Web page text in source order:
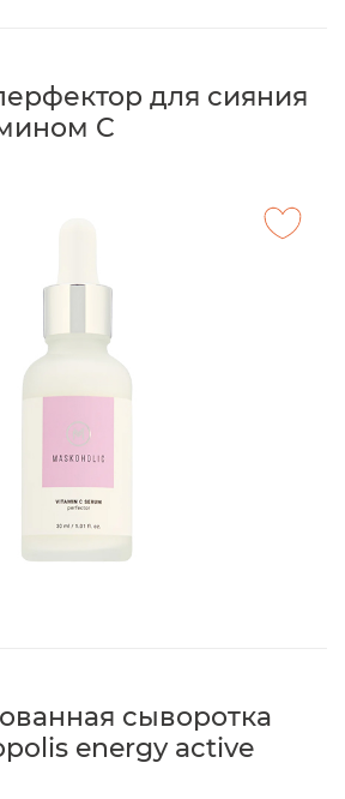
для сияния
C
сыворотка
energy active